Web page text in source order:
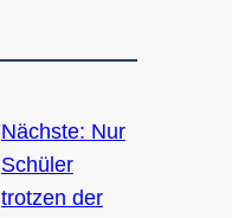
Nächste: Nur
Schüler
trotzen der